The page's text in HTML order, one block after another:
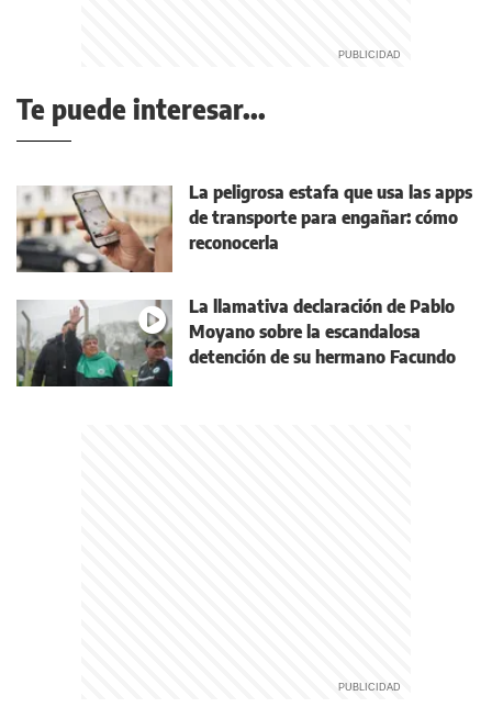
Te puede interesar...
La peligrosa estafa que usa las apps
de transporte para engañar: cómo
reconocerla
La llamativa declaración de Pablo
Moyano sobre la escandalosa
detención de su hermano Facundo